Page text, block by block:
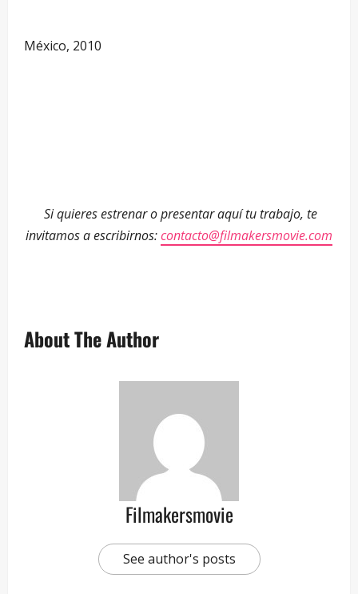
México, 2010
Si quieres estrenar o presentar aquí tu trabajo, te
invitamos a escribirnos:contacto@filmakersmovie.com
About The Author
Filmakersmovie
See author's posts